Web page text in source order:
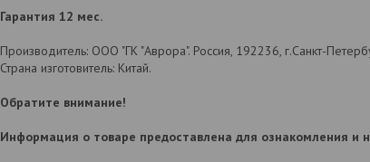
Гарантия 12 мес.
Производитель: ООО "ГК "Аврора". Россия, 192236, г.Санкт-
Страна изготовитель: Китай.
Обратите внимание!
Информация о товаре предоставлена для ознакомления и